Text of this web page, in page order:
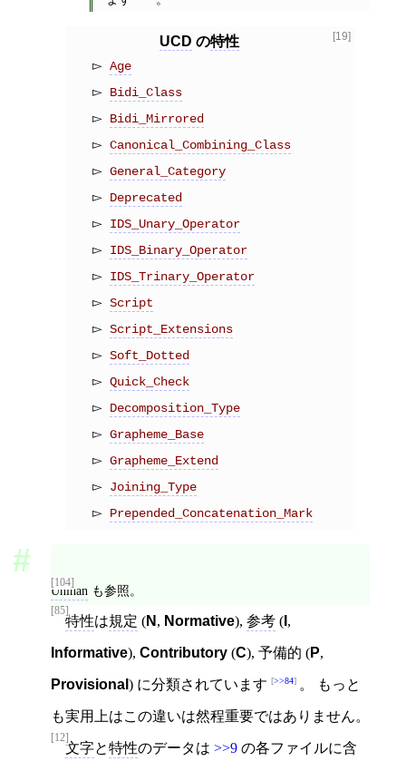
[19]
UCD の特性
Age
Bidi_Class
Bidi_Mirrored
Canonical_Combining_Class
General_Category
Deprecated
IDS_Unary_Operator
IDS_Binary_Operator
IDS_Trinary_Operator
Script
Script_Extensions
Soft_Dotted
Quick_Check
Decomposition_Type
Grapheme_Base
Grapheme_Extend
Joining_Type
Prepended_Concatenation_Mark
[104]
Unihan も参照。
[85]
特性は規定 (N , Normative), 参考 ( ,
Informative), Contributory (C), 予備的 (P,
Provisional ) に分類されています >>84 。 もっと
も実用上はこの違いは然程重要ではありません。
[12]
文字と特性のデータは >>9 の各ファイルに含